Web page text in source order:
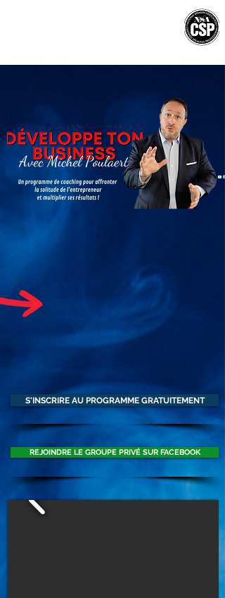
S'INSCRIRE AU PROGRAMME GRATUITEMENT
REJOINDRE LE GROUPE PRIVÉ SUR FACEBOOK